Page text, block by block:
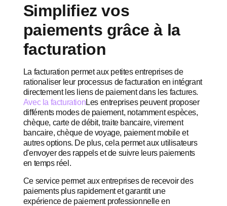
Simplifiez vos
paiements grâce à la
facturation
La facturation permet aux petites entreprises de
rationaliser leur processus de facturation en intégrant
directement les liens de paiement dans les factures.
Avec la facturationLes entreprises peuvent proposer
différents modes de paiement, notamment espèces,
chèque, carte de débit, traite bancaire, virement
bancaire, chèque de voyage, paiement mobile et
autres options. De plus, cela permet aux utilisateurs
d'envoyer des rappels et de suivre leurs paiements
en temps réel.
Ce service permet aux entreprises de recevoir des
paiements plus rapidement et garantit une
expérience de paiement professionnelle en